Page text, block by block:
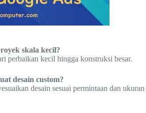
skala kecil?
perbaikan kecil hingga konstruksi besar.
desain custom?
desain sesuai permintaan dan ukuran